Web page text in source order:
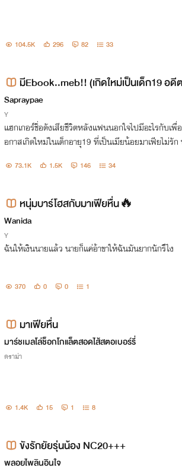
104.5K 296 82 33
มีEbook..meb!! (เกิดใหม่เป็นเด็ก19 อดี
มาเฟีย)(Bron again as a child 19 Mafia
eg :
Sapraypae
Y
แฮกเกอร์ชื่อดังเสียชีวิตหลังแฟนนอกใจไปมีอะไรกับเ
อกาสเกิดใหม่ในเด็กอายุ19 ที่เป็นเมียน้อยมาเฟียไม่รัก
73.1K 1.5K 146 34
หนุ่มบาร์โฮสกับมาเฟียหื่น🔥
Wanida
Y
ฉันให้เงินนายเเล้ว นายก็เเค่อ้าขาให้ฉันมันยากนักรึไง
370 0 0 1
มาเฟียหื่น
มาร์ชเมลโล่ช็อกโกแล็ตสอดไส้สตอเบอร์รี่
ดราม่า
1.4K 15 1 8
ขังรักยัยรุ่นน้อง NC20+++
พลอยไพลินอินใจ